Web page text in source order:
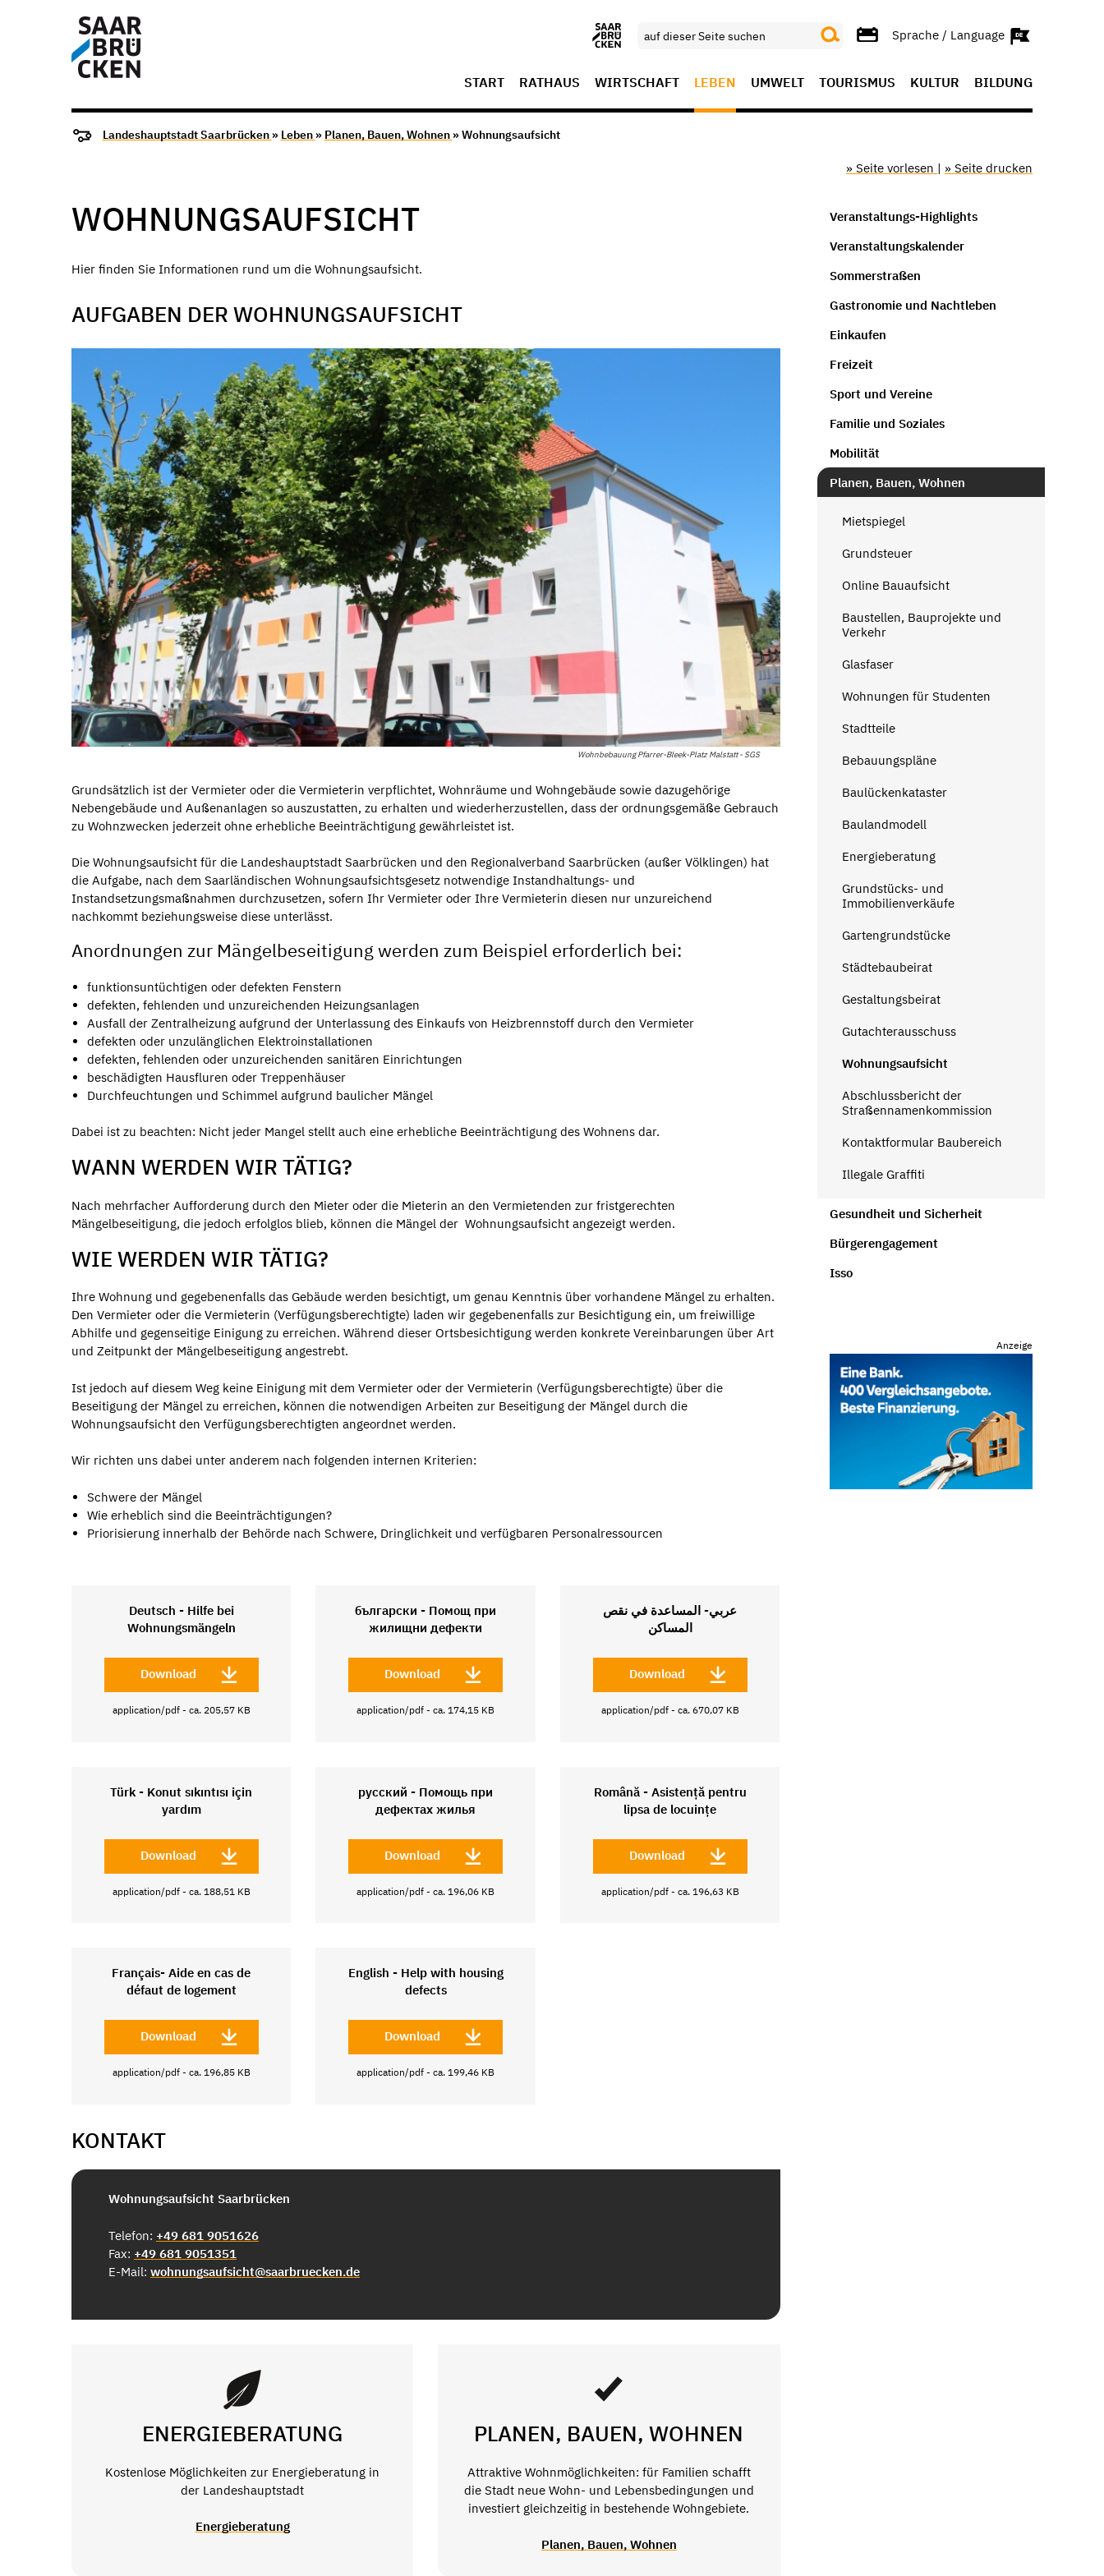
Sprache / Language
START RATHAUS WIRTSCHAFT LEBEN UMWELT TOURISMUS KULTUR BILDUNG
Landeshauptstadt Saarbrücken » Leben » Planen, Bauen, Wohnen » Wohnungsaufsicht
» Seite vorlesen | » Seite drucken
WOHNUNGSAUFSICHT
Hier finden Sie Informationen rund um die Wohnungsaufsicht.
AUFGABEN DER WOHNUNGSAUFSICHT
Wohnbebauung Pfarrer-Bleek-Platz Malstatt - SGS
Grundsätzlich ist der Vermieter oder die Vermieterin verpflichtet, Wohnräume und Wohngebäude sowie dazugehörige
Nebengebäude und Außenanlagen so auszustatten, zu erhalten und wiederherzustellen, dass der ordnungsgemäße Gebrauch
zu Wohnzwecken jederzeit ohne erhebliche Beeinträchtigung gewährleistet ist.
Die Wohnungsaufsicht für die Landeshauptstadt Saarbrücken und den Regionalverband Saarbrücken (außer Völklingen) hat
die Aufgabe, nach dem Saarländischen Wohnungsaufsichtsgesetz notwendige Instandhaltungs- und
Instandsetzungsmaßnahmen durchzusetzen, sofern Ihr Vermieter oder Ihre Vermieterin diesen nur unzureichend
nachkommt beziehungsweise diese unterlässt.
Anordnungen zur Mängelbeseitigung werden zum Beispiel erforderlich bei:
funktionsuntüchtigen oder defekten Fenstern
defekten, fehlenden und unzureichenden Heizungsanlagen
Ausfall der Zentralheizung aufgrund der Unterlassung des Einkaufs von Heizbrennstoff durch den Vermieter
defekten oder unzulänglichen Elektroinstallationen
defekten, fehlenden oder unzureichenden sanitären Einrichtungen
beschädigten Hausfluren oder Treppenhäuser
Durchfeuchtungen und Schimmel aufgrund baulicher Mängel
Dabei ist zu beachten: Nicht jeder Mangel stellt auch eine erhebliche Beeinträchtigung des Wohnens dar.
WANN WERDEN WIR TÄTIG?
Nach mehrfacher Aufforderung durch den Mieter oder die Mieterin an den Vermietenden zur fristgerechten
Mängelbeseitigung, die jedoch erfolglos blieb, können die Mängel der Wohnungsaufsicht angezeigt werden.
WIE WERDEN WIR TÄTIG?
Ihre Wohnung und gegebenenfalls das Gebäude werden besichtigt, um genau Kenntnis über vorhandene Mängel zu erhalten.
Den Vermieter oder die Vermieterin (Verfügungsberechtigte) laden wir gegebenenfalls zur Besichtigung ein, um freiwillige
Abhilfe und gegenseitige Einigung zu erreichen. Während dieser Ortsbesichtigung werden konkrete Vereinbarungen über Art
und Zeitpunkt der Mängelbeseitigung angestrebt.
Ist jedoch auf diesem Weg keine Einigung mit dem Vermieter oder der Vermieterin (Verfügungsberechtigte) über die
Beseitigung der Mängel zu erreichen, können die notwendigen Arbeiten zur Beseitigung der Mängel durch die
Wohnungsaufsicht den Verfügungsberechtigten angeordnet werden.
Wir richten uns dabei unter anderem nach folgenden internen Kriterien:
Schwere der Mängel
Wie erheblich sind die Beeinträchtigungen?
Priorisierung innerhalb der Behörde nach Schwere, Dringlichkeit und verfügbaren Personalressourcen
Deutsch - Hilfe bei
Wohnungsmängeln
Download
application/pdf - ca. 205,57 KB
български - Помощ при
жилищни дефекти
Download
application/pdf - ca. 174,15 KB
عربي- المساعدة في نقص
المساكن
Download
application/pdf - ca. 670,07 KB
Türk - Konut sıkıntısı için
yardım
Download
application/pdf - ca. 188,51 KB
русский - Помощь при
дефектах жилья
Download
application/pdf - ca. 196,06 KB
Română - Asistență pentru
lipsa de locuințe
Download
application/pdf - ca. 196,63 KB
Français- Aide en cas de
défaut de logement
Download
application/pdf - ca. 196,85 KB
English - Help with housing
defects
Download
application/pdf - ca. 199,46 KB
KONTAKT
Wohnungsaufsicht Saarbrücken
Telefon: +49 681 9051626
Fax: +49 681 9051351
E-Mail: wohnungsaufsicht@saarbruecken.de
ENERGIEBERATUNG
Kostenlose Möglichkeiten zur Energieberatung in
der Landeshauptstadt
Energieberatung
PLANEN, BAUEN, WOHNEN
Attraktive Wohnmöglichkeiten: für Familien schafft
die Stadt neue Wohn- und Lebensbedingungen und
investiert gleichzeitig in bestehende Wohngebiete.
Planen, Bauen, Wohnen
Veranstaltungs-Highlights
Veranstaltungskalender
Sommerstraßen
Gastronomie und Nachtleben
Einkaufen
Freizeit
Sport und Vereine
Familie und Soziales
Mobilität
Planen, Bauen, Wohnen
Mietspiegel
Grundsteuer
Online Bauaufsicht
Baustellen, Bauprojekte und
Verkehr
Glasfaser
Wohnungen für Studenten
Stadtteile
Bebauungspläne
Baulückenkataster
Baulandmodell
Energieberatung
Grundstücks- und
Immobilienverkäufe
Gartengrundstücke
Städtebaubeirat
Gestaltungsbeirat
Gutachterausschuss
Wohnungsaufsicht
Abschlussbericht der
Straßennamenkommission
Kontaktformular Baubereich
Illegale Graffiti
Gesundheit und Sicherheit
Bürgerengagement
Isso
Anzeige